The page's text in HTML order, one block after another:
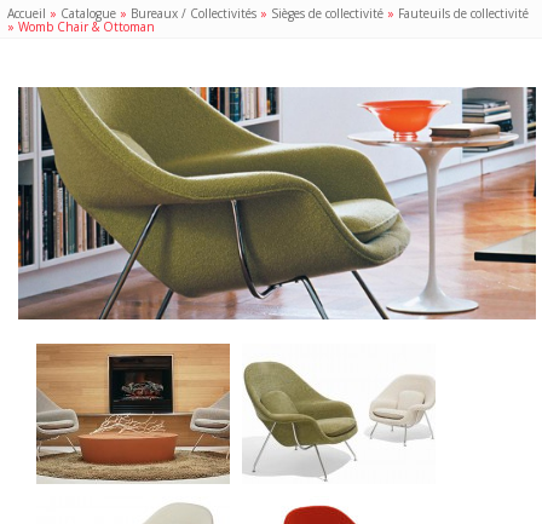
Accueil » Catalogue » Bureaux / Collectivités » Sièges de collectivité » Fauteuils de collectivité
» Womb Chair & Ottoman